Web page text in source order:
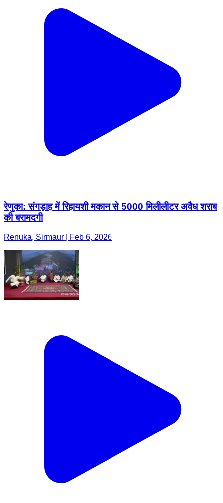
रेणुका: संगड़ाह में रिहायशी मकान से 5000 मिलीलीटर अवैध शराब
की बरामदगी
Renuka, Sirmaur | Feb 6, 2026